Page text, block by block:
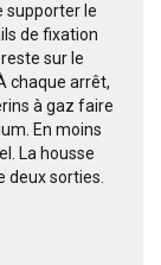
supporter le
de fixation
reste sur le
chaque arrêt,
à gaz faire
En moins
La housse
sorties.